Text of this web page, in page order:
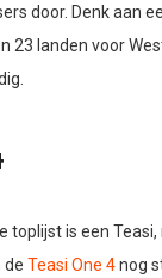
door. Denk
23 landen voor
toplijst is een
de Teasi One 4nog